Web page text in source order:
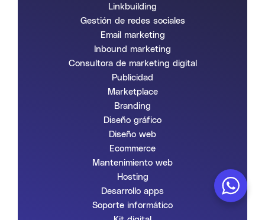
Linkbuilding
Gestión de redes sociales
Email marketing
Inbound marketing
Consultora de marketing digital
Publicidad
Marketplace
Branding
Diseño gráfico
Diseño web
Ecommerce
Mantenimiento web
Hosting
Desarrollo apps
Soporte informático